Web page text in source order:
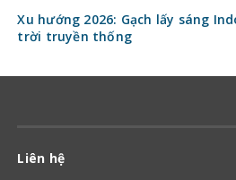
Xu hướng 2026: Gạch lấy sáng
trời truyền thống
Liên hệ